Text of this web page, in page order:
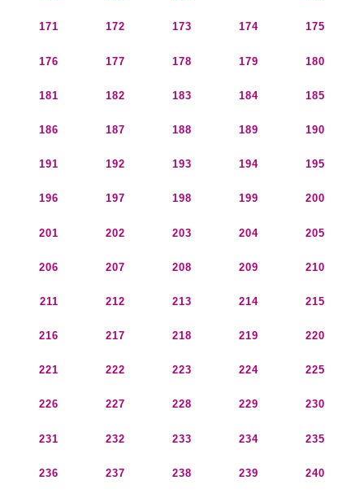
171 172 173 174 175
176 177 178 179 180
181 182 183 184 185
186 187 188 189 190
191 192 193 194 195
196 197 198 199 200
201 202 203 204 205
206 207 208 209 210
211 212 213 214 215
216 217 218 219 220
221 222 223 224 225
226 227 228 229 230
231 232 233 234 235
236 237 238 239 240